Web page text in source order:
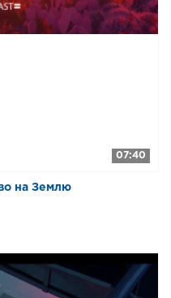
07:40
на Землю